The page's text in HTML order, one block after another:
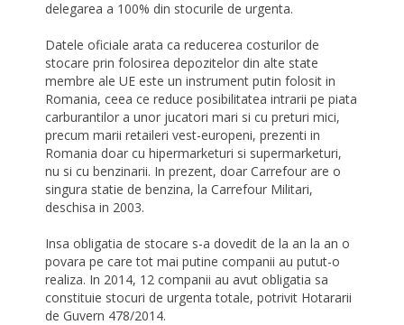
delegarea a 100% din stocurile de urgenta.
Datele oficiale arata ca reducerea costurilor de
stocare prin folosirea depozitelor din alte state
membre ale UE este un instrument putin folosit in
Romania, ceea ce reduce posibilitatea intrarii pe piata
carburantilor a unor jucatori mari si cu preturi mici,
precum marii retaileri vest-europeni, prezenti in
Romania doar cu hipermarketuri si supermarketuri,
nu si cu benzinarii. In prezent, doar Carrefour are o
singura statie de benzina, la Carrefour Militari,
deschisa in 2003.
Insa obligatia de stocare s-a dovedit de la an la an o
povara pe care tot mai putine companii au putut-o
realiza. In 2014, 12 companii au avut obligatia sa
constituie stocuri de urgenta totale, potrivit Hotararii
de Guvern 478/2014.